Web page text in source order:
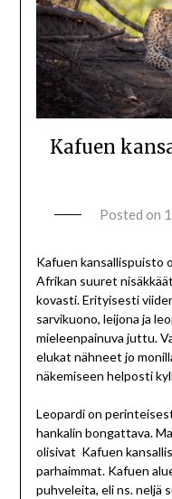
Kafuen
Posted on
Kafuen kansallispuisto
Afrikan suuret
kovasti. Erityisesti
sarvikuono, leijona ja
mieleenpainuva juttu.
elukat nähneet jo
näkemiseen helposti
Leopardi on
hankalin bongattava.
olisivat Kafuen
parhaimmat. Kafuen
puhveleita, eli ns. neljä